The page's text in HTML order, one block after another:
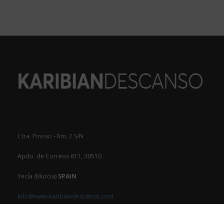
Ctra. Pinoso - Km. 2 S/N
Apdo. de Correos 611, 30510
Yecla (Murcia) SPAIN
info@www.karibiandescanso.com